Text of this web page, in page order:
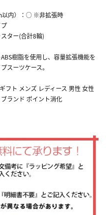
以内）：○ ※非拡張時
ター(合計8輪)
樹脂を使用し、容量拡張機能を
スーツケース。
フト メンズ レディース 男性 女性
ランド ポイント消化